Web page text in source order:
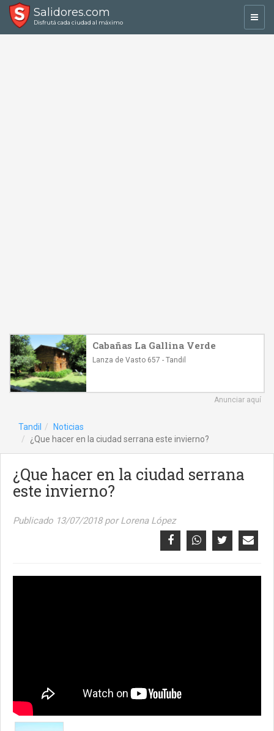
Salidores.com
Disfrutá cada ciudad al máximo
Cabañas La Gallina Verde
Lanza de Vasto 657 - Tandil
Anunciar aquí
Tandil
Noticias
¿Que hacer en la ciudad serrana este invierno?
¿Que hacer en la ciudad serrana
este invierno?
Publicado 13/07/2018 por Lorena López